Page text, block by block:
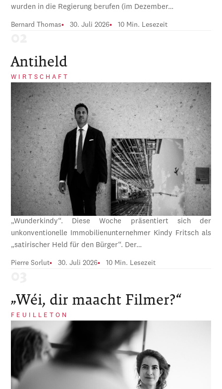
wurden in die Regierung berufen (im Dezember…
Bernard Thomas 30. Juli 2026 10 Min. Lesezeit
Antiheld
WIRTSCHAFT
„Wunderkindy“. Diese Woche präsentiert sich der
unkonventionelle Immobilienunternehmer Kindy Fritsch als
„satirischer Held für den Bürger“. Der…
Pierre Sorlut 30. Juli 2026 10 Min. Lesezeit
„Wéi, dir maacht Filmer?“
FEUILLETON